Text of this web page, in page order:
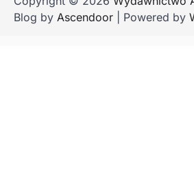
Blog by Ascendoor | Powered by